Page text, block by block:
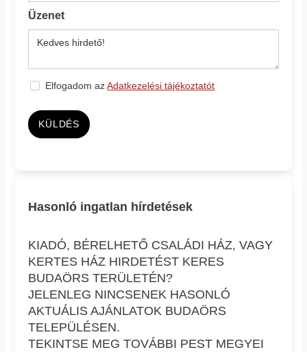
Üzenet
Elfogadom azAdatkezelési tájékoztatót
KÜLDÉS
Hasonló ingatlan hírdetések
KIADÓ, BÉRELHETŐ CSALÁDI HÁZ, VAGY
KERTES HÁZ HIRDETÉST KERES
BUDAÖRS TERÜLETÉN?
JELENLEG NINCSENEK HASONLÓ
AKTUÁLIS AJÁNLATOK BUDAÖRS
TELEPÜLÉSEN.
TEKINTSE MEG TOVÁBBI PEST MEGYEI